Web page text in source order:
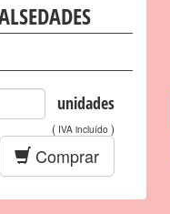
unidades
( IVA incluído)
Comprar